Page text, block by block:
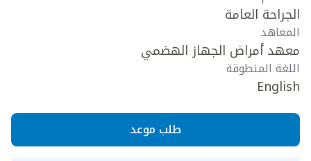
الجراحة العامة
المعاهد
معهد أمراض الجهاز الهضمي
اللغة المنطوقة
English
طلب موعد